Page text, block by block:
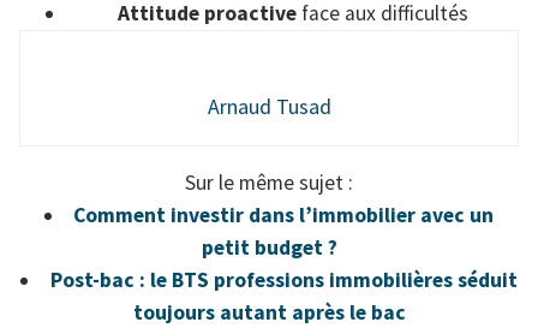
Attitude proactive face aux difficultés
Arnaud Tusad
Sur le même sujet :
Comment investir dans l’immobilier avec un
petit budget ?
Post-bac : le BTS professions immobilières séduit
toujours autant après le bac